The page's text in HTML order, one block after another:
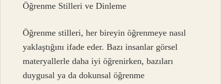
Öğrenme Stilleri ve Dinleme
Öğrenme stilleri, her bireyin öğrenmeye nasıl
yaklaştığını ifade eder. Bazı insanlar görsel
materyallerle daha iyi öğrenirken, bazıları
duygusal ya da dokunsal öğrenme